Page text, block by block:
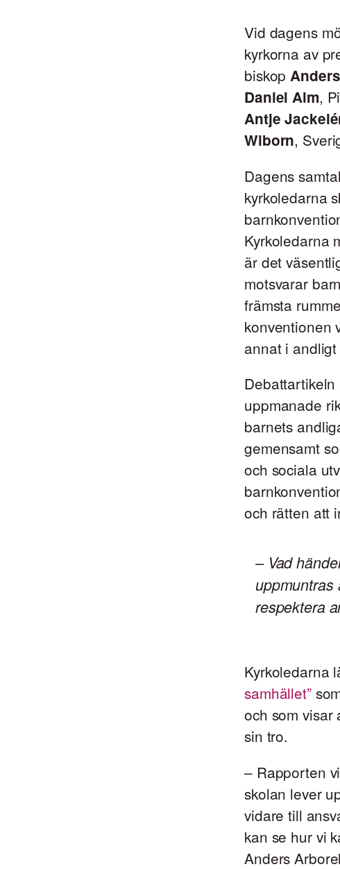
Vid dagens
kyrkorna av
biskop
Daniel Alm,
Antje
Wiborn,
Dagens
kyrkoledarna
Kyrkoledarna
är det
motsvarar
främsta
konventionen
annat i
uppmanade
barnets
gemensamt
och sociala
och rätten att
– Vad
uppmuntras
respektera
Kyrkoledarna
samhället”
och som visar
sin tro.
– Rapporten
skolan lever
vidare till
kan se hur vi
Anders